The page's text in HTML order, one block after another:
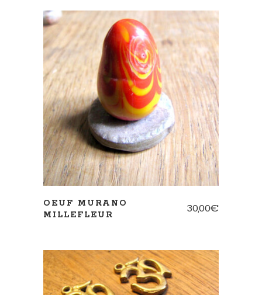
AJOUTER AU PANIER
OEUF MURANO
MILLEFLEUR
30,00€